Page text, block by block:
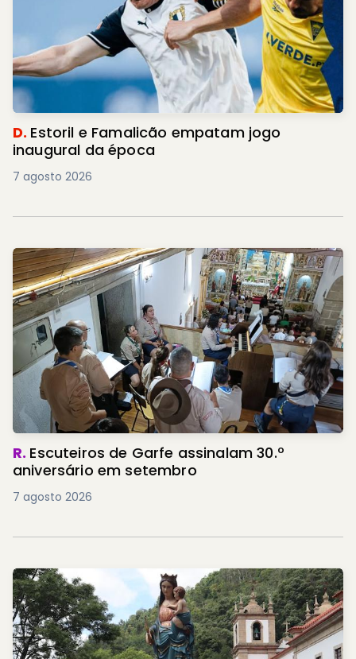
D. Estoril e Famalicão empatam jogo
inaugural da época
7 agosto 2026
R. Escuteiros de Garfe assinalam 30.º
aniversário em setembro
7 agosto 2026